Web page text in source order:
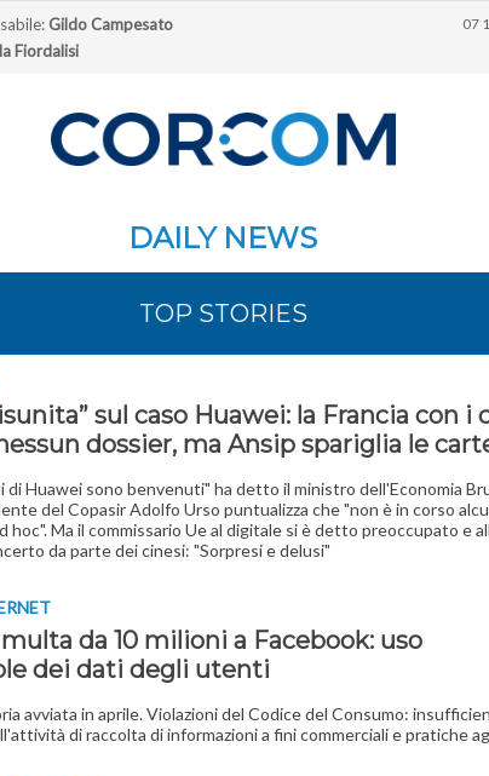
Gildo Campesato
Fiordalisi
07
DAILY NEWS
TOP STORIES
sul caso Huawei: la Francia con i
dossier, ma Ansip spariglia le
di Huawei sono benvenuti" ha detto il ministro dell'Economia
del Copasir Adolfo Urso puntualizza che "non è in corso
hoc". Ma il commissario Ue al digitale si è detto preoccupato e
da parte dei cinesi: "Sorpresi e delusi"
da 10 milioni a Facebook: uso
dei dati degli utenti
avviata in aprile. Violazioni del Codice del Consumo:
di raccolta di informazioni a fini commerciali e pratiche